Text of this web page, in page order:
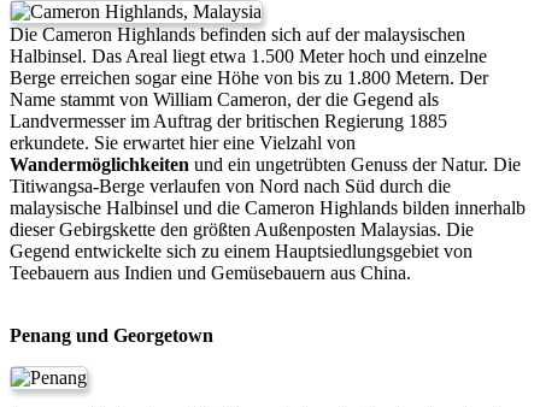
Die Cameron Highlands befinden sich auf der malaysischen
Halbinsel. Das Areal liegt etwa 1.500 Meter hoch und einzelne
Berge erreichen sogar eine Höhe von bis zu 1.800 Metern. Der
Name stammt von William Cameron, der die Gegend als
Landvermesser im Auftrag der britischen Regierung 1885
erkundete. Sie erwartet hier eine Vielzahl von
Wandermöglichkeiten und ein ungetrübten Genuss der Natur. Die
Titiwangsa-Berge verlaufen von Nord nach Süd durch die
malaysische Halbinsel und die Cameron Highlands bilden innerhalb
dieser Gebirgskette den größten Außenposten Malaysias. Die
Gegend entwickelte sich zu einem Hauptsiedlungsgebiet von
Teebauern aus Indien und Gemüsebauern aus China.
Penang und Georgetown